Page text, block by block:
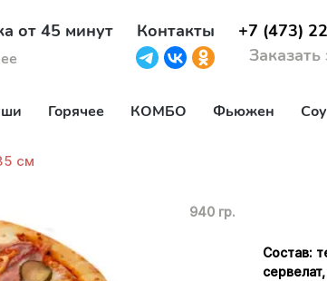
от 45 минут Контакты
+7 (473)
Заказать
Горячее КОМБО Фьюжен
см
940 гр.
Состав: